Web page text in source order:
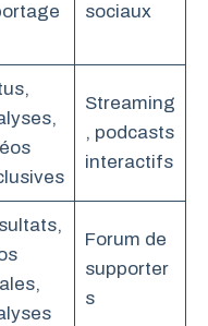
sociaux
Streaming
, podcasts
interactifs
Forum de
supporter
s